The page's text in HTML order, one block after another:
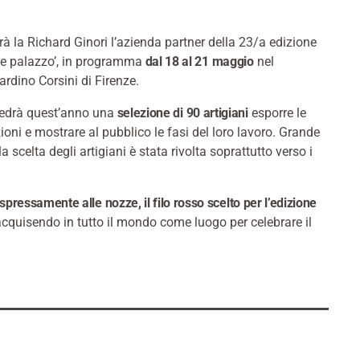
la Richard Ginori l’azienda partner della 23/a edizione
palazzo’, in programma dal 18 al 21 maggionel
Corsini di Firenze.
quest’anno una selezione di 90 artigianiesporre le
e mostrare al pubblico le fasi del loro lavoro. Grande
scelta degli artigiani è stata rivolta soprattutto verso i
alle nozze, il filo rosso scelto per l’edizione
in tutto il mondo come luogo per celebrare il